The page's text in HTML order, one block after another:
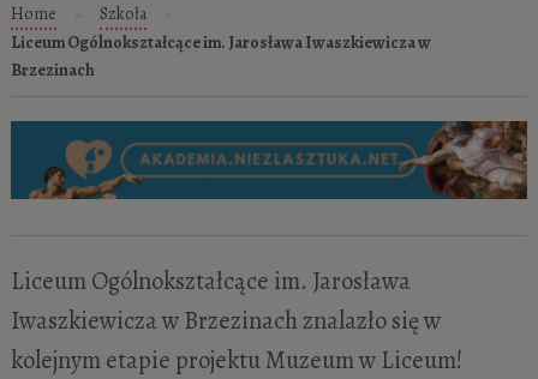
Home Szkoła
Liceum Ogólnokształcące im. Jarosława Iwaszkiewicza w
Brzezinach
Liceum Ogólnokształcące im. Jarosława
Iwaszkiewicza w Brzezinach znalazło się w
kolejnym etapie projektu Muzeum w Liceum!